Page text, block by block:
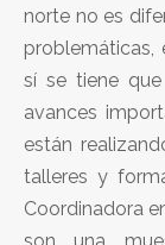
norte no es
problemáticas,
sí se tiene que
avances
están
talleres y
Coordinadora